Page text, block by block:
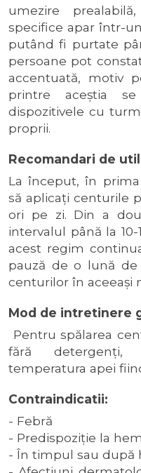
umezire
specifice apar într-
putând fi purtate
persoane pot
accentuată, motiv
printre aceştia
dispozitivele cu
proprii.
Recomandari de
La început, în
să aplicaţi centurile
ori pe zi. Din a
intervalul până la
acest regim
pauză de o lună
centurilor în aceeaşi
Mod de intretinere
Pentru spălarea
fără detergenţi,
temperatura apei
Contraindicatii:
- Febră
- Predispoziţie la
- În timpul sau după